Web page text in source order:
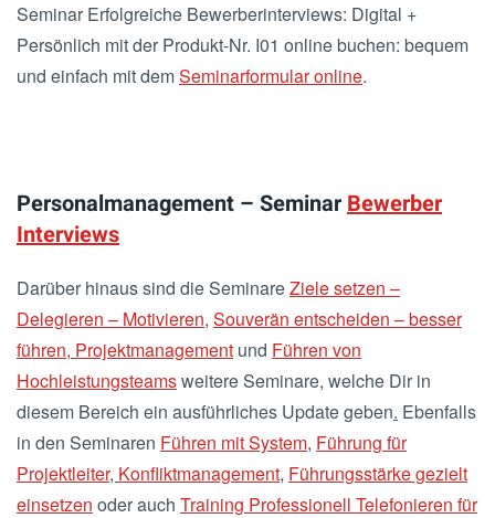
Seminar Erfolgreiche Bewerberinterviews: Digital +
Persönlich mit der Produkt-Nr. I01 online buchen: bequem
und einfach mit demSeminarformular online.
Personalmanagement – SeminarBewerber
Interviews
Darüber hinaus sind die SeminareZiele setzen –
Delegieren – Motivieren, Souverän entscheiden – besser
führen, Projektmanagement und Führen von
Hochleistungsteamsweitere Seminare, welche Dir in
diesem Bereich ein ausführliches Update geben. Ebenfalls
in den Seminaren Führen mit System, Führung für
Projektleiter, Konfliktmanagement, Führungsstärke gezielt
einsetzen oder auch Training Professionell Telefonieren für